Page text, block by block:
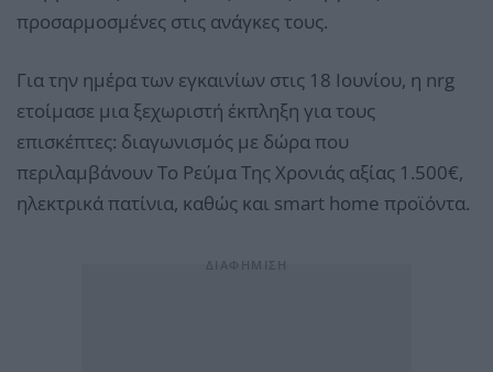
προσαρμοσμένες στις ανάγκες τους.
Για την ημέρα των εγκαινίων στις 18 Ιουνίου, η nrg
ετοίμασε μια ξεχωριστή έκπληξη για τους
επισκέπτες: διαγωνισμός με δώρα που
περιλαμβάνουν Το Ρεύμα Της Χρονιάς αξίας 1.500€,
ηλεκτρικά πατίνια, καθώς και smart home προϊόντα.